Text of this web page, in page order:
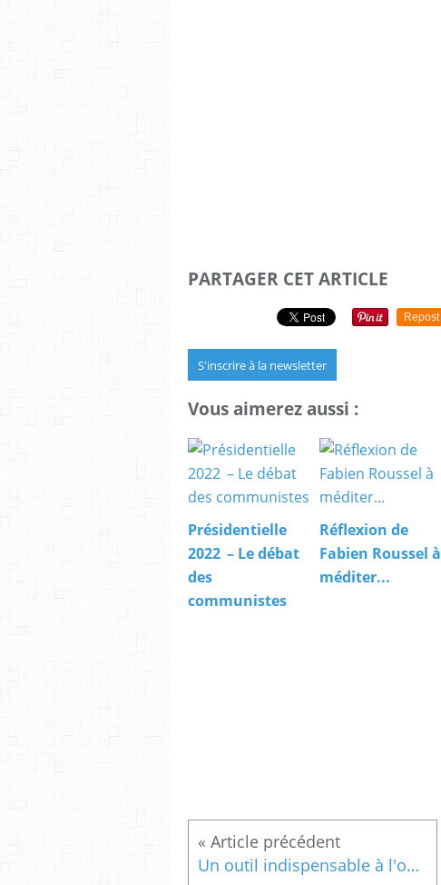
PARTAGER CET ARTICLE
Repost
S'inscrire à la newsletter
Vous aimerez aussi :
Présidentielle
2022 – Le débat
des
communistes
Réflexion de
Fabien Roussel à
méditer...
Un outil indispensable à l'ouverture du débat